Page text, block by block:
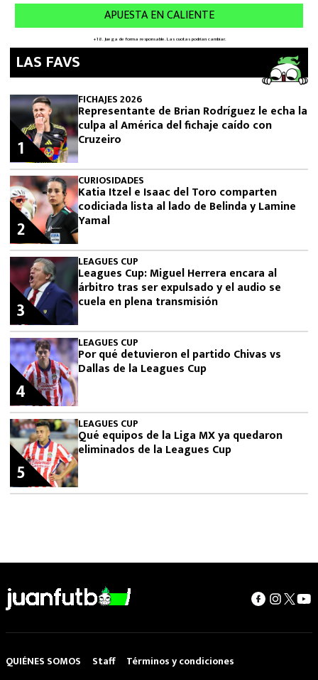
LAS FAVS
FICHAJES 2026
Representante de Brian Rodríguez le echa la
culpa al América del fichaje caído con
Cruzeiro
1
CURIOSIDADES
Katia Itzel e Isaac del Toro comparten
codiciada lista al lado de Belinda y Lamine
Yamal
2
LEAGUES CUP
Leagues Cup: Miguel Herrera encara al
árbitro tras ser expulsado y el audio se
cuela en plena transmisión
3
LEAGUES CUP
Por qué detuvieron el partido Chivas vs
Dallas de la Leagues Cup
4
LEAGUES CUP
Qué equipos de la Liga MX ya quedaron
eliminados de la Leagues Cup
5
QUIÉNES SOMOS Staff
Términos y condiciones